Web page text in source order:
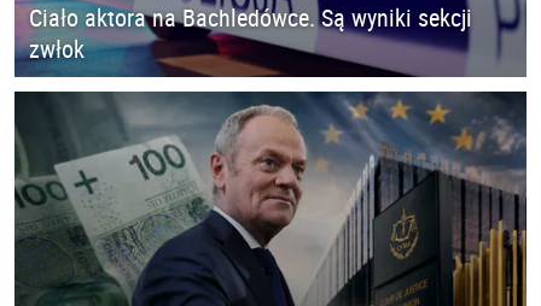
Ciało aktora na Bachledówce. Są wyniki sekcji
zwłok